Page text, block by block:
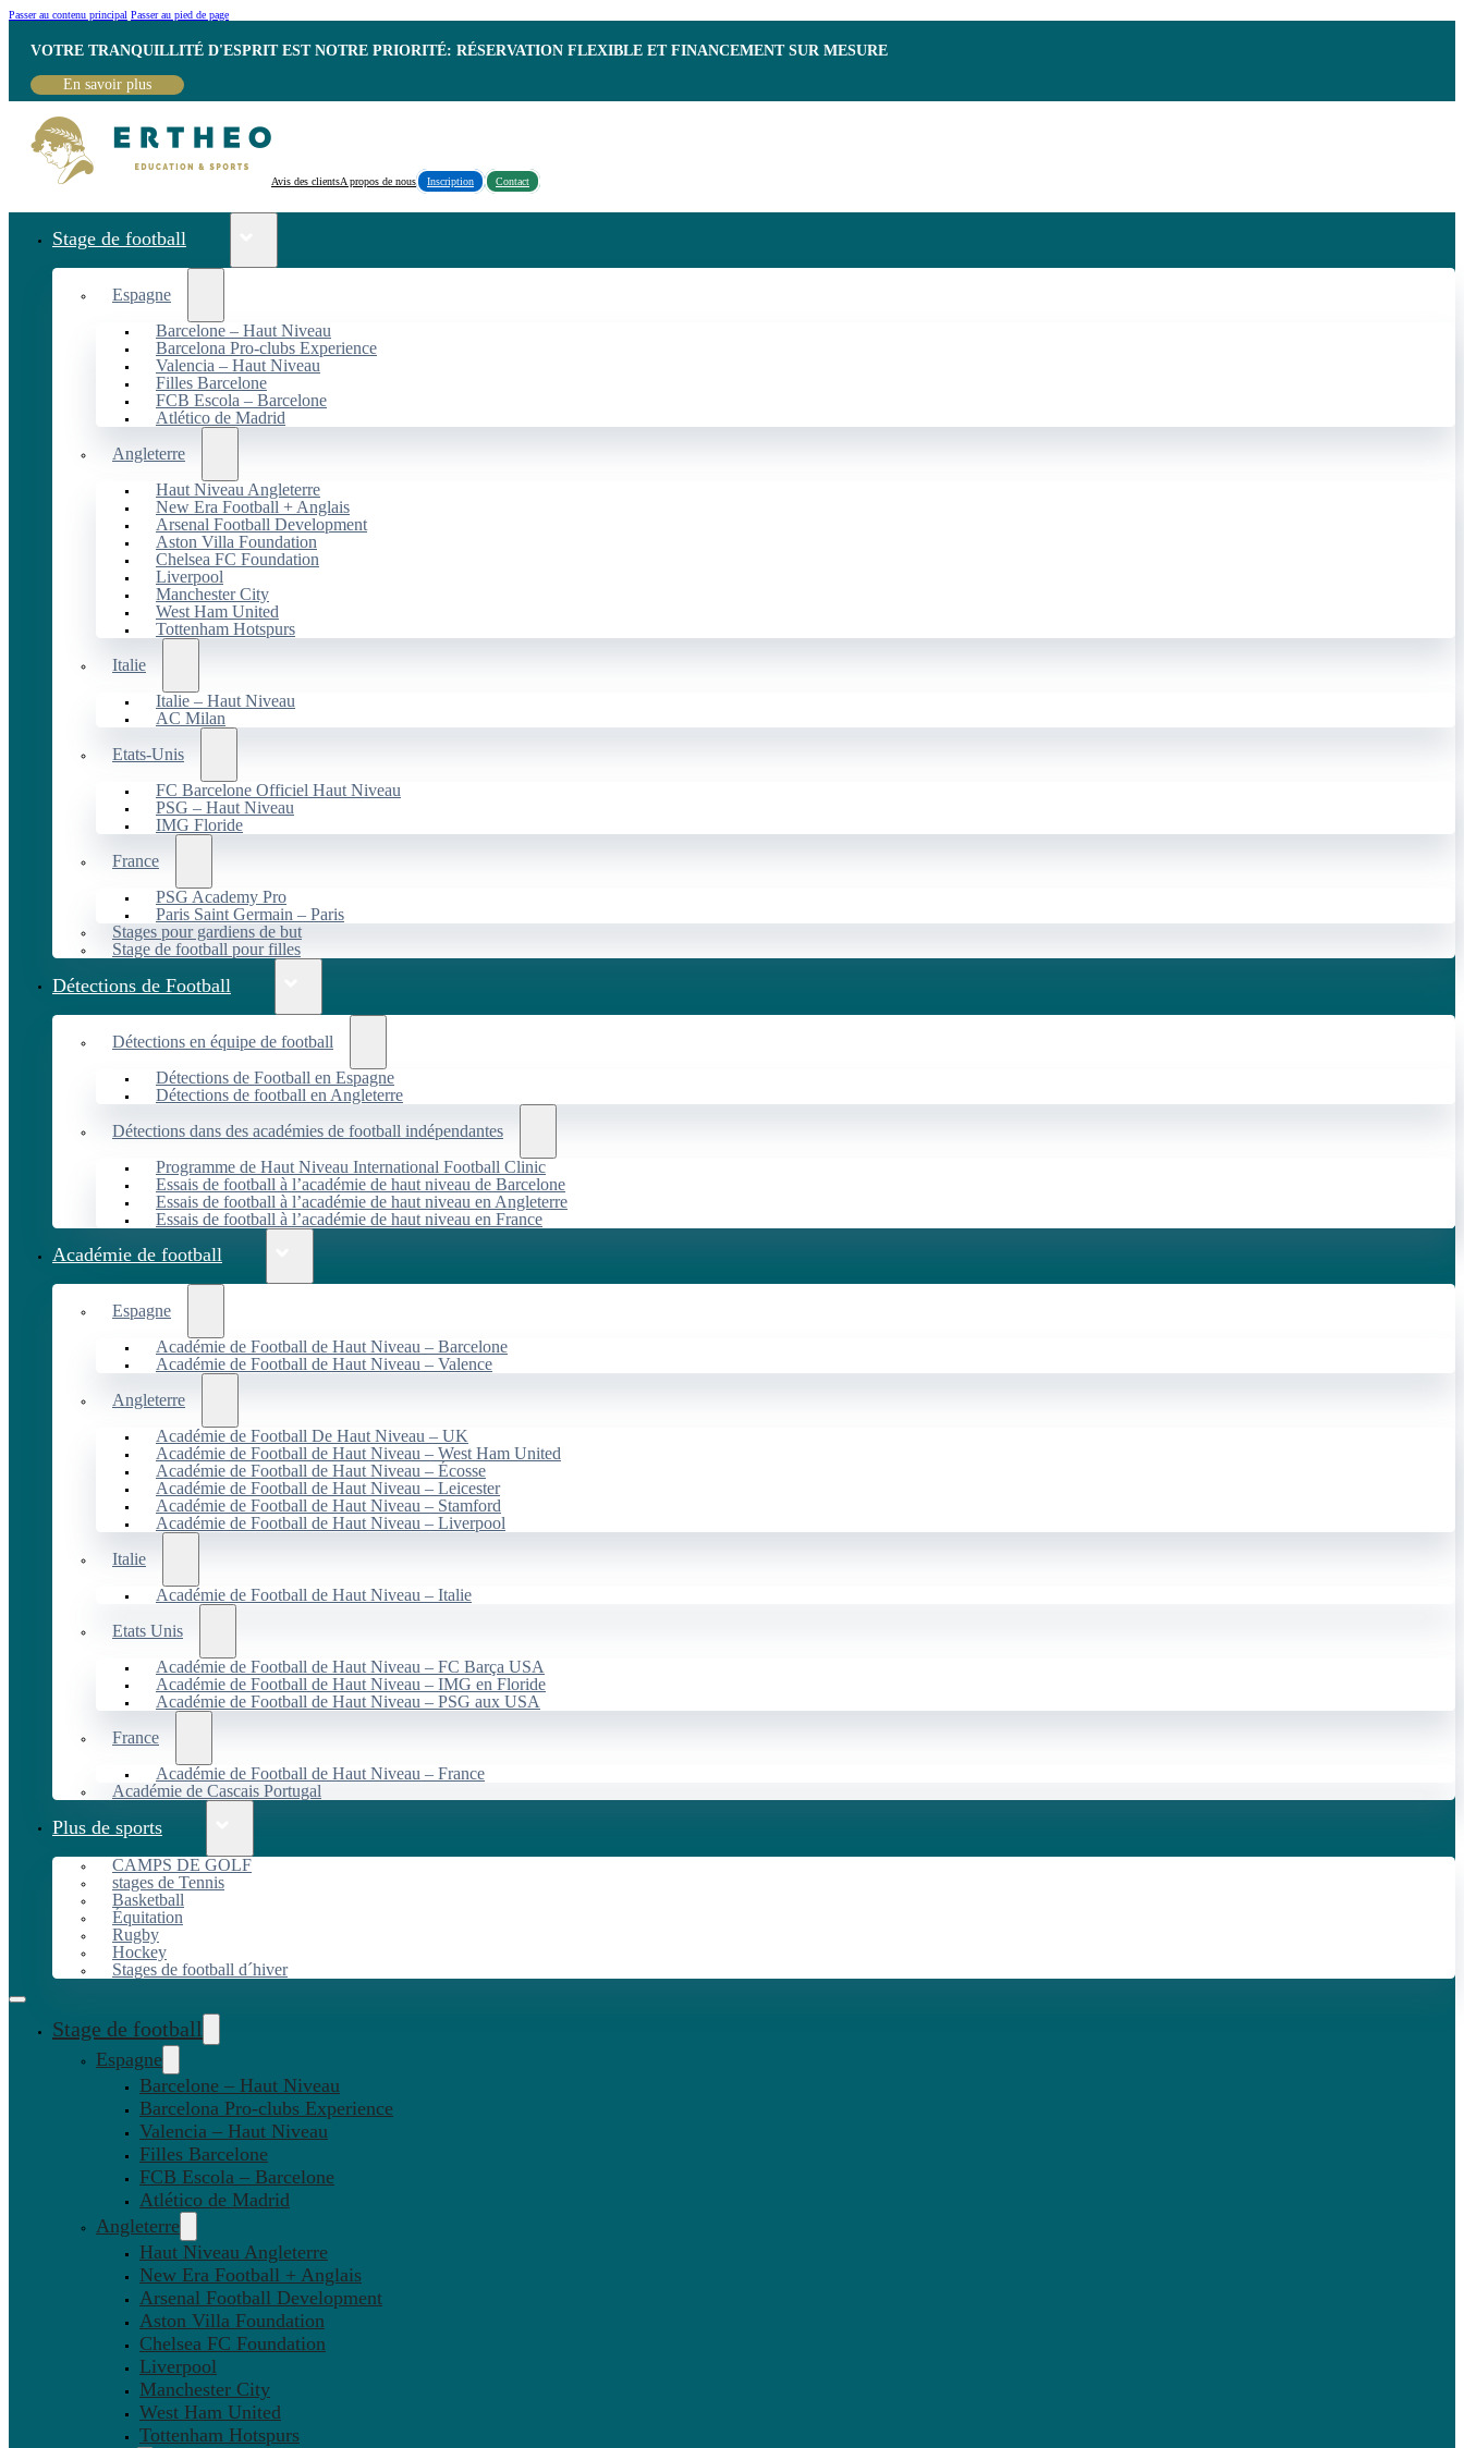
Passer au contenu principal Passer au pied de page
VOTRE TRANQUILLITÉ D'ESPRIT EST NOTRE PRIORITÉ: RÉSERVATION FLEXIBLE ET FINANCEMENT SUR MESURE
En savoir plus
Avis des clientsA propos de nous Inscription Contact
Stage de football
Espagne
Barcelone – Haut Niveau
Barcelona Pro-clubs Experience
Valencia – Haut Niveau
Filles Barcelone
FCB Escola – Barcelone
Atlético de Madrid
Angleterre
Haut Niveau Angleterre
New Era Football + Anglais
Arsenal Football Development
Aston Villa Foundation
Chelsea FC Foundation
Liverpool
Manchester City
West Ham United
Tottenham Hotspurs
Italie
Italie – Haut Niveau
AC Milan
Etats-Unis
FC Barcelone Officiel Haut Niveau
PSG – Haut Niveau
IMG Floride
France
PSG Academy Pro
Paris Saint Germain – Paris
Stages pour gardiens de but
Stage de football pour filles
Détections de Football
Détections en équipe de football
Détections de Football en Espagne
Détections de football en Angleterre
Détections dans des académies de football indépendantes
Programme de Haut Niveau International Football Clinic
Essais de football à l’académie de haut niveau de Barcelone
Essais de football à l’académie de haut niveau en Angleterre
Essais de football à l’académie de haut niveau en France
Académie de football
Espagne
Académie de Football de Haut Niveau – Barcelone
Académie de Football de Haut Niveau – Valence
Angleterre
Académie de Football De Haut Niveau – UK
Académie de Football de Haut Niveau – West Ham United
Académie de Football de Haut Niveau – Écosse
Académie de Football de Haut Niveau – Leicester
Académie de Football de Haut Niveau – Stamford
Académie de Football de Haut Niveau – Liverpool
Italie
Académie de Football de Haut Niveau – Italie
Etats Unis
Académie de Football de Haut Niveau – FC Barça USA
Académie de Football de Haut Niveau – IMG en Floride
Académie de Football de Haut Niveau – PSG aux USA
France
Académie de Football de Haut Niveau – France
Académie de Cascais Portugal
Plus de sports
CAMPS DE GOLF
stages de Tennis
Basketball
Équitation
Rugby
Hockey
Stages de football d´hiver
Stage de football
Espagne
Barcelone – Haut Niveau
Barcelona Pro-clubs Experience
Valencia – Haut Niveau
Filles Barcelone
FCB Escola – Barcelone
Atlético de Madrid
Angleterre
Haut Niveau Angleterre
New Era Football + Anglais
Arsenal Football Development
Aston Villa Foundation
Chelsea FC Foundation
Liverpool
Manchester City
West Ham United
Tottenham Hotspurs